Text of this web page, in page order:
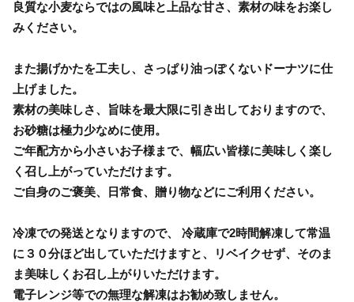
良質な小麦ならではの風味と上品な甘さ、素材の味をお楽し
みください。
また揚げかたを工夫し、さっぱり油っぽくないドーナツに仕
上げました。
素材の美味しさ、旨味を最大限に引き出しておりますので、
お砂糖は極力少なめに使用。
ご年配方から小さいお子様まで、幅広い皆様に美味しく楽し
く召し上がっていただけます。
ご自身のご褒美、日常食、贈り物などにご利用ください。
冷凍での発送となりますので、 冷蔵庫で2時間解凍して常温
に３０分ほど出していただけますと、リベイクせず、そのま
ま美味しくお召し上がりいただけます。
電子レンジ等での無理な解凍はお勧め致しません。